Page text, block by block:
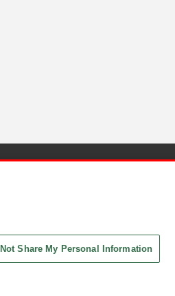
Not Share My Personal Information